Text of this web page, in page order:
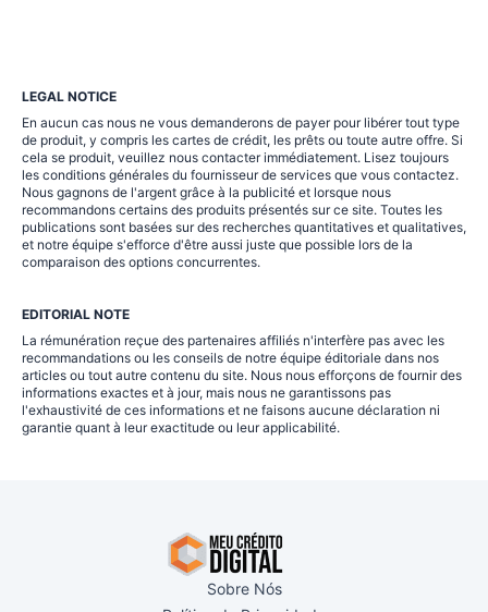
LEGAL NOTICE
En aucun cas nous ne vous demanderons de payer pour libérer tout type
de produit, y compris les cartes de crédit, les prêts ou toute autre offre. Si
cela se produit, veuillez nous contacter immédiatement. Lisez toujours
les conditions générales du fournisseur de services que vous contactez.
Nous gagnons de l'argent grâce à la publicité et lorsque nous
recommandons certains des produits présentés sur ce site. Toutes les
publications sont basées sur des recherches quantitatives et qualitatives,
et notre équipe s'efforce d'être aussi juste que possible lors de la
comparaison des options concurrentes.
EDITORIAL NOTE
La rémunération reçue des partenaires affiliés n'interfère pas avec les
recommandations ou les conseils de notre équipe éditoriale dans nos
articles ou tout autre contenu du site. Nous nous efforçons de fournir des
informations exactes et à jour, mais nous ne garantissons pas
l'exhaustivité de ces informations et ne faisons aucune déclaration ni
garantie quant à leur exactitude ou leur applicabilité.
Sobre Nós